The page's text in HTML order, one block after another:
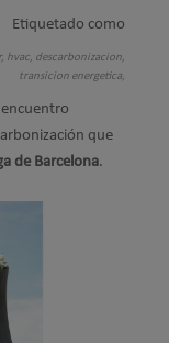
Etiquetado como
hvac, descarbonizacion,
transicion energetica,
encuentro
que
de Barcelona.